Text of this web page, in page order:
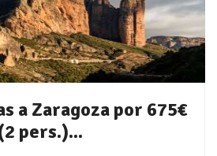
a Zaragoza por 675€
pers.)...